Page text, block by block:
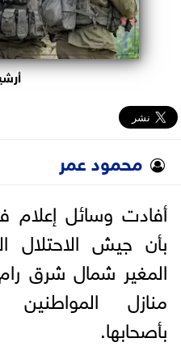
محمود عمر
أفادت وسائل إعلام
بأن جيش الاحتلال
المغير شمال شرق
منازل
بأصحابها.